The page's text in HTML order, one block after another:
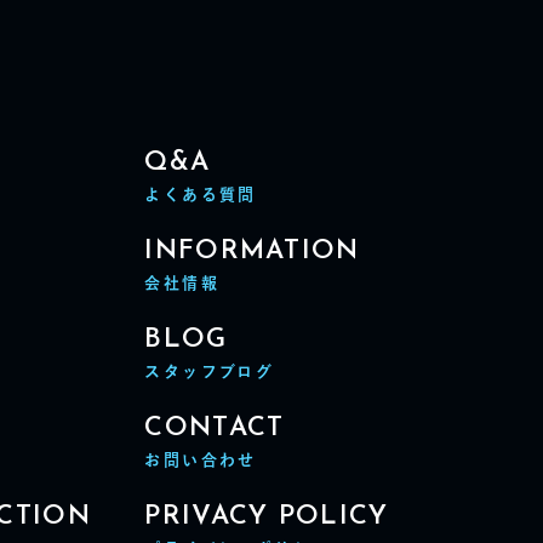
Q&A
よくある質問
INFORMATION
会社情報
BLOG
スタッフブログ
CONTACT
お問い合わせ
PRIVACY POLICY